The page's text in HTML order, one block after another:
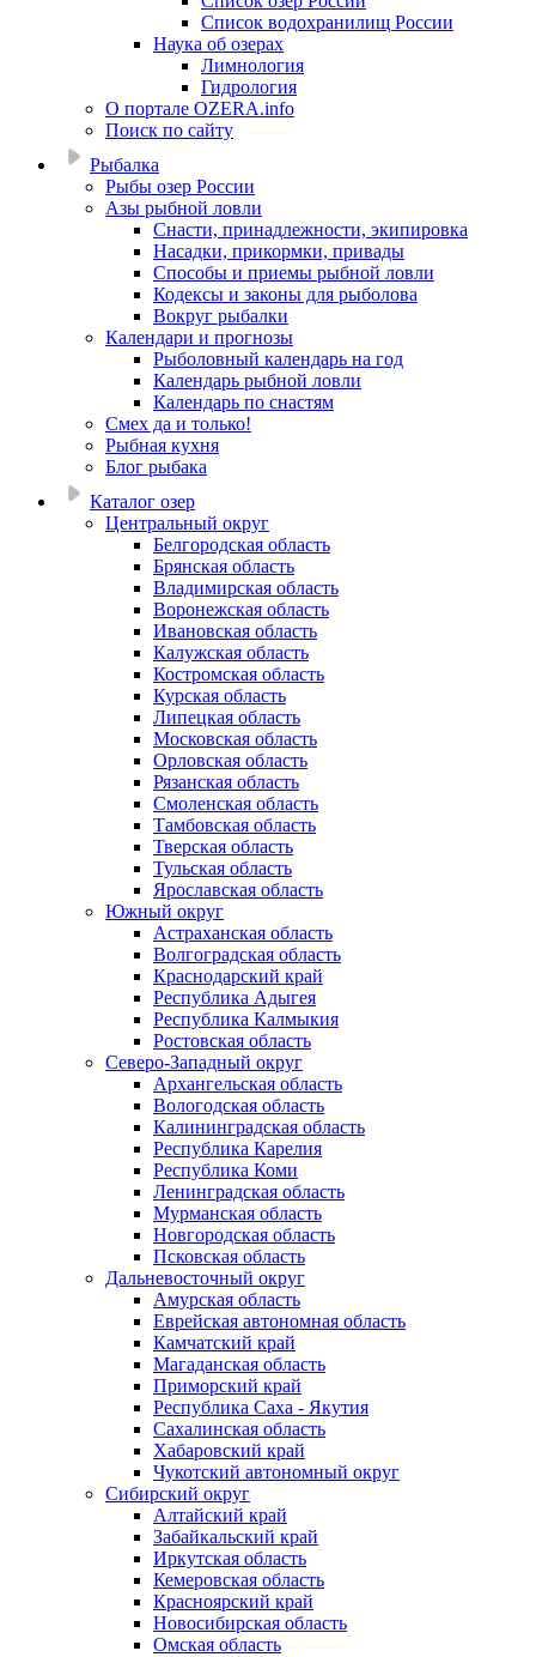
Список водохранилищ России
Наука об озерах
Лимнология
Гидрология
О портале OZERA.info
Поиск по сайту
Рыбалка
Рыбы озер России
Азы рыбной ловли
Снасти, принадлежности, экипировка
Насадки, прикормки, привады
Способы и приемы рыбной ловли
Кодексы и законы для рыболова
Вокруг рыбалки
Календари и прогнозы
Рыболовный календарь на год
Календарь рыбной ловли
Календарь по снастям
Смех да и только!
Рыбная кухня
Блог рыбака
Каталог озер
Центральный округ
Белгородская область
Брянская область
Владимирская область
Воронежская область
Ивановская область
Калужская область
Костромская область
Курская область
Липецкая область
Московская область
Орловская область
Рязанская область
Смоленская область
Тамбовская область
Тверская область
Тульская область
Ярославская область
Южный округ
Астраханская область
Волгоградская область
Краснодарский край
Республика Адыгея
Республика Калмыкия
Ростовская область
Северо-Западный округ
Архангельская область
Вологодская область
Калининградская область
Республика Карелия
Республика Коми
Ленинградская область
Мурманская область
Новгородская область
Псковская область
Дальневосточный округ
Амурская область
Еврейская автономная область
Камчатский край
Магаданская область
Приморский край
Республика Саха - Якутия
Сахалинская область
Хабаровский край
Чукотский автономный округ
Сибирский округ
Алтайский край
Забайкальский край
Иркутская область
Кемеровская область
Красноярский край
Новосибирская область
Омская область